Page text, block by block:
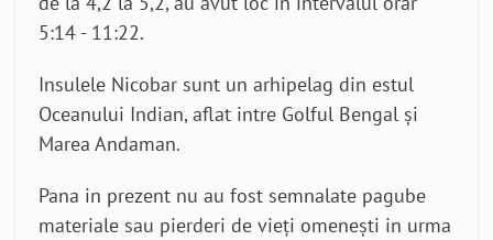
5:14 - 11:22.
Insulele Nicobar sunt un arhipelag din estul
Oceanului Indian, aflat intre Golful Bengal şi
Marea Andaman.
Pana in prezent nu au fost semnalate pagube
materiale sau pierderi de vieţi omeneşti in urma